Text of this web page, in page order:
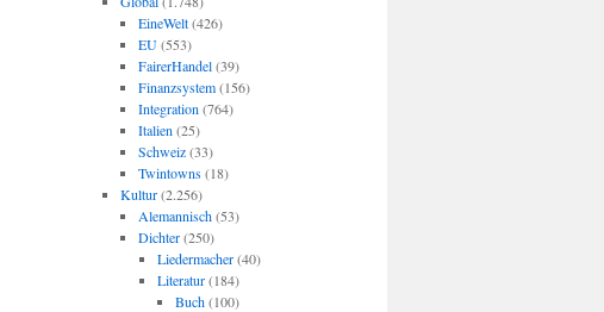
EineWelt(426)
EU(553)
FairerHandel(39)
Finanzsystem(156)
Integration (764)
Italien (25)
Schweiz(33)
Twintowns(18)
Kultur(2.256)
Alemannisch(53)
Dichter(250)
Liedermacher(40)
Literatur(184)
Buch(100)